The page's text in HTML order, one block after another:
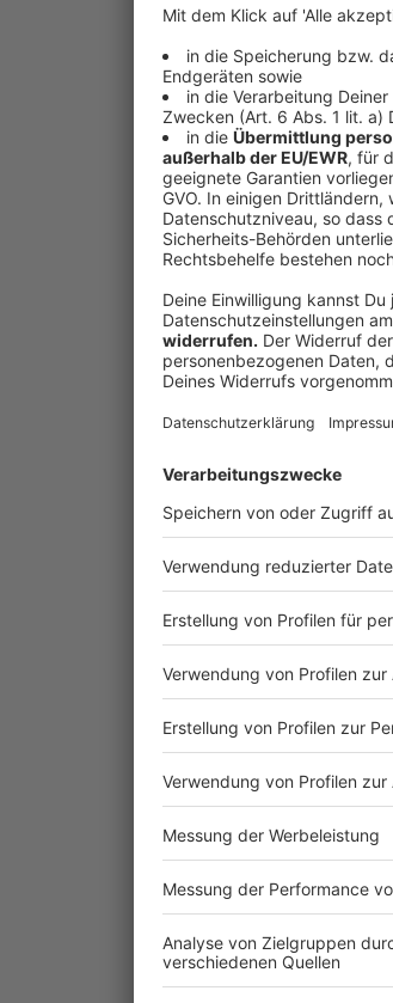
Diese
Anzeige
©
So
Wer
Tipp
Viele
gehen,
Tipp
Ein